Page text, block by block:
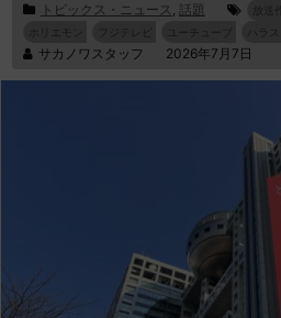
トピックス・ニュース , 話題
サカノワスタッフ 2026年7月7日